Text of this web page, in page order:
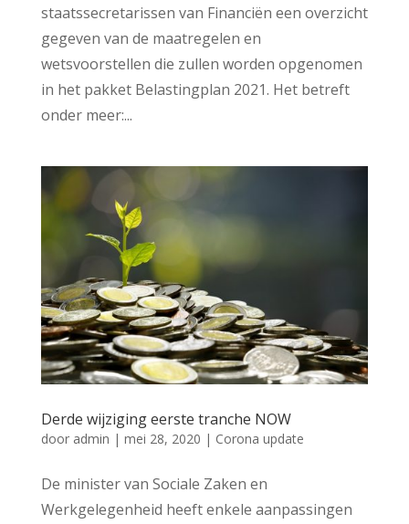
staatssecretarissen van Financiën een overzicht
gegeven van de maatregelen en
wetsvoorstellen die zullen worden opgenomen
in het pakket Belastingplan 2021. Het betreft
onder meer:...
Derde wijziging eerste tranche NOW
door admin | mei 28, 2020 | Corona update
De minister van Sociale Zaken en
Werkgelegenheid heeft enkele aanpassingen